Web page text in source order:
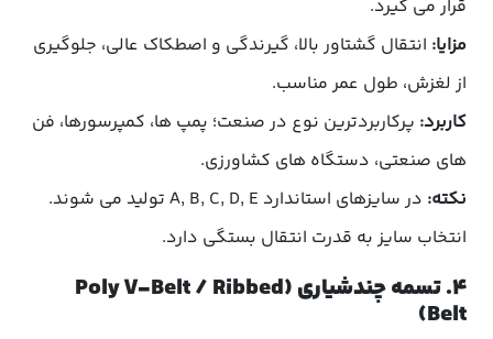
قرار می گیرد.
مزایا: انتقال گشتاور بالا، گیرندگی و اصطکاک عالی، جلوگیری
از لغزش، طول عمر مناسب.
کاربرد: پرکاربردترین نوع در صنعت؛ پمپ ها، کمپرسورها، فن
های صنعتی، دستگاه های کشاورزی.
نکته:
در سایزهای استاندارد A, B, C, D, E تولید می شوند.
انتخاب سایز به قدرت انتقال بستگی دارد.
۴. تسمه چندشیاری (Poly V-Belt / Ribbed
Belt)